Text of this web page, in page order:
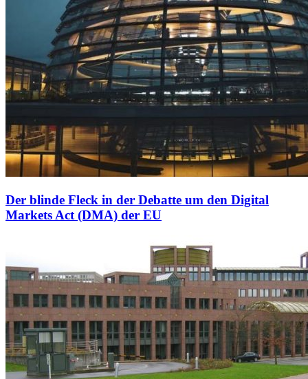
Der blinde Fleck in der Debatte um den Digital
Markets Act (DMA) der EU